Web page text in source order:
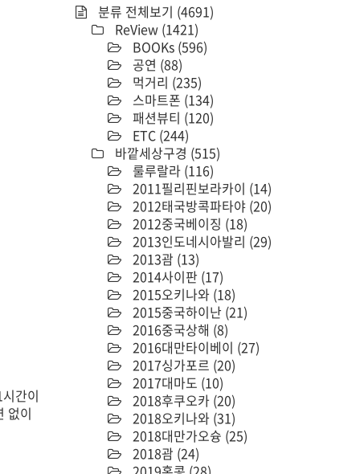
간이
없이
분류 전체보기 (4691)
ReView (1421)
BOOKs (596)
공연 (88)
먹거리 (235)
스마트폰 (134)
패션뷰티 (120)
ETC (244)
바깥세상구경 (515)
룰루랄라 (116)
2011필리핀보라카이 (14)
2012태국방콕파타야 (20)
2012중국베이징 (18)
2013인도네시아발리 (29)
2013괌 (13)
2014사이판 (17)
2015오키나와 (18)
2015중국하이난 (21)
2016중국상해 (8)
2016대만타이베이 (27)
2017싱가포르 (20)
2017대마도 (10)
2018후쿠오카 (20)
2018오키나와 (31)
2018대만가오슝 (25)
2018괌 (24)